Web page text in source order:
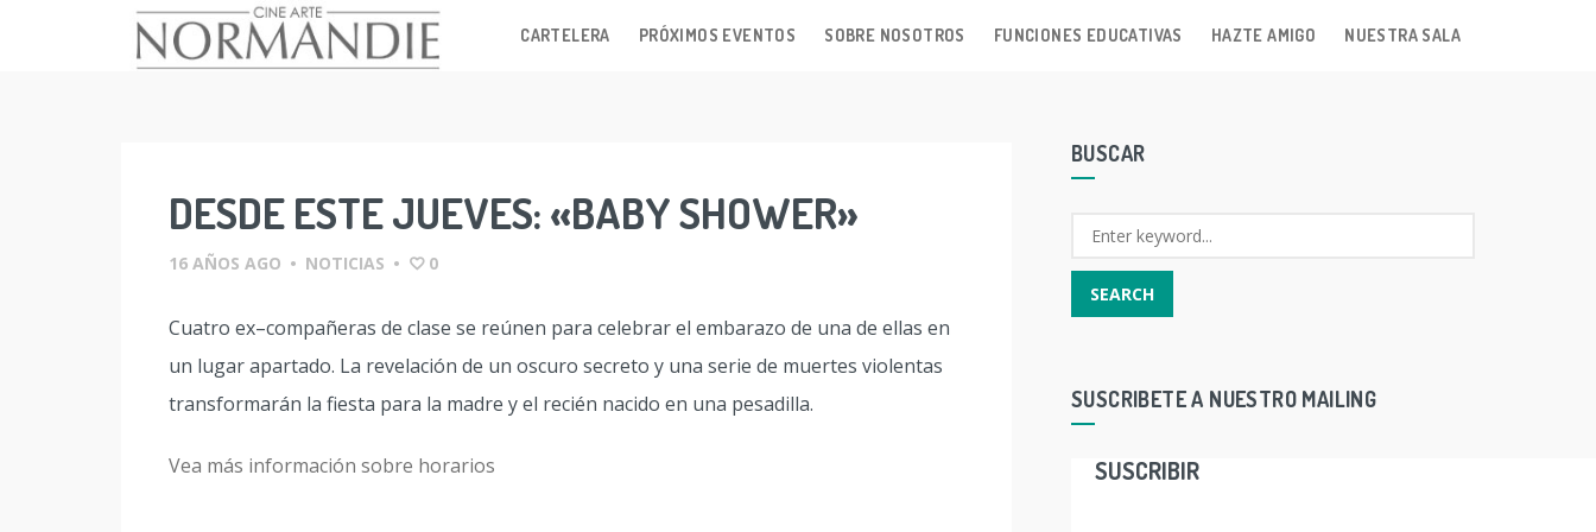
CARTELERA PRÓXIMOS EVENTOS SOBRE NOSOTROS FUNCIONES EDUCATIVAS HAZTE AMIGO NUESTRA SALA
DESDE ESTE JUEVES: «BABY SHOWER»
16 AÑOS AGO • NOTICIAS • 0
Cuatro ex–compañeras de clase se reúnen para celebrar el embarazo de una de ellas en
un lugar apartado. La revelación de un oscuro secreto y una serie de muertes violentas
transformarán la fiesta para la madre y el recién nacido en una pesadilla.
Vea más información sobre horarios
BUSCAR
SUSCRIBETE A NUESTRO MAILING
SUSCRIBIR